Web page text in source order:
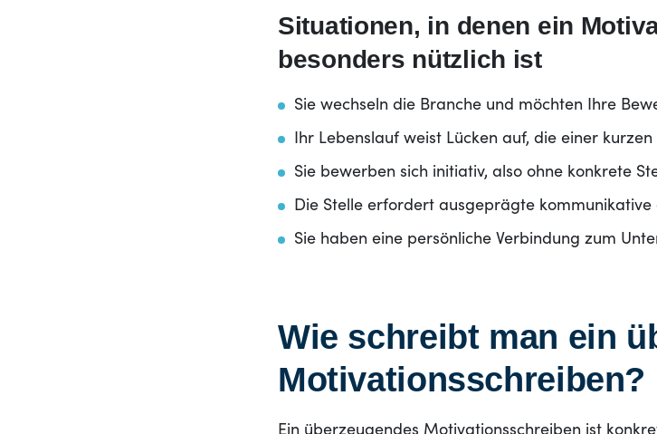
Situationen, in denen ein
besonders nützlich ist
Sie wechseln die Branche und möchten Ihre
Ihr Lebenslauf weist Lücken auf, die einer
Sie bewerben sich initiativ, also ohne konkrete
Die Stelle erfordert ausgeprägte kommunikative
Sie haben eine persönliche Verbindung zum
Wie schreibt man ein
Motivationsschreiben?